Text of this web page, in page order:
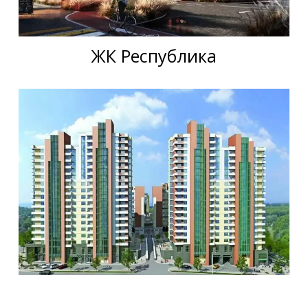
ЖК Республика